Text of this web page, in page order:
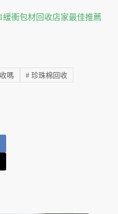
緩衝包材回收店家最佳推薦
嗎 # 珍珠棉回收